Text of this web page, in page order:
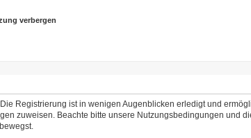
verbergen
Registrierung ist in wenigen Augenblicken erledigt und
zuweisen. Beachte bitte unsere Nutzungsbedingungen und